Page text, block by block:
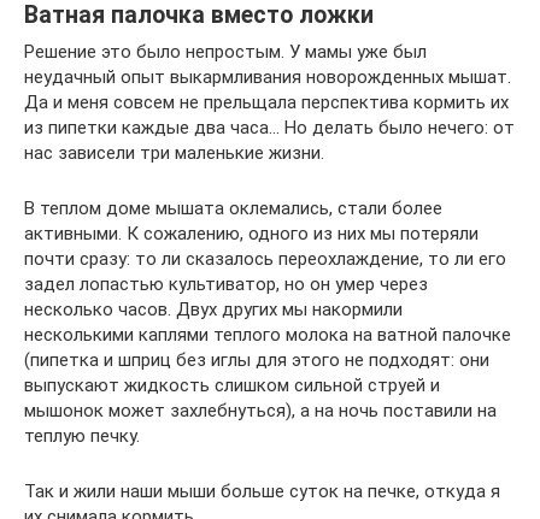
Ватная палочка вместо ложки
Решение это было непростым. У мамы уже был
неудачный опыт выкармливания новорожденных мышат.
Да и меня совсем не прельщала перспектива кормить их
из пипетки каждые два часа… Но делать было нечего: от
нас зависели три маленькие жизни.
В теплом доме мышата оклемались, стали более
активными. К сожалению, одного из них мы потеряли
почти сразу: то ли сказалось переохлаждение, то ли его
задел лопастью культиватор, но он умер через
несколько часов. Двух других мы накормили
несколькими каплями теплого молока на ватной палочке
(пипетка и шприц без иглы для этого не подходят: они
выпускают жидкость слишком сильной струей и
мышонок может захлебнуться), а на ночь поставили на
теплую печку.
Так и жили наши мыши больше суток на печке, откуда я